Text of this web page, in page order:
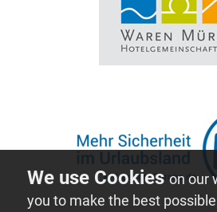
on our
you to make the best